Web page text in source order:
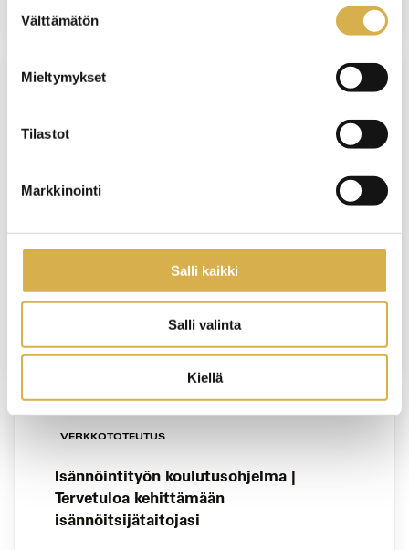
valinta
Välttämätön
Mieltymykset
Tilastot
Markkinointi
Salli kaikki
Salli valinta
Kiellä
Isännöintityön koulutusohjelma |
isännöitsijätaitojasi
8.6.2027
VIIMEINEN ILMOITTAUTUMISPÄIVÄ
VERKKOTOTEUTUS
Isännöintityön koulutusohjelma |
Tervetuloa kehittämään
isännöitsijätaitojasi